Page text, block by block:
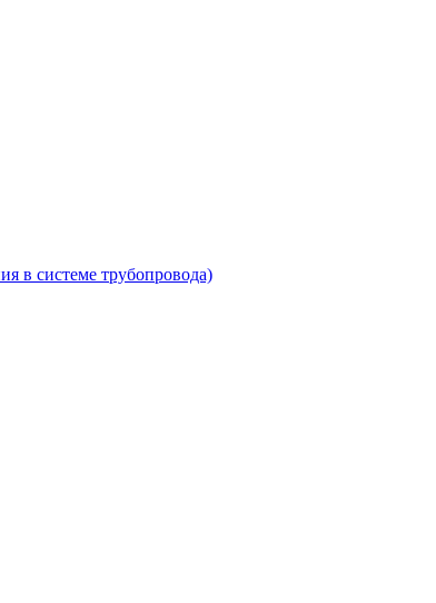
в системе трубопровода)